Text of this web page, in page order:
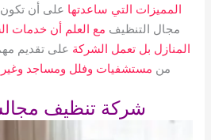
المميزات التي ساعدتها على أن
مجال التنظيف مع العلم أن خدمات
المنازل بل تعمل الشركة على تقديم
من مستشفيات وفلل ومساجد
شركة تنظيف